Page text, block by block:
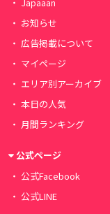
Japaaan
お知らせ
広告掲載について
マイページ
エリア別アーカイブ
本日の人気
月間ランキング
公式ページ
公式Facebook
公式LINE